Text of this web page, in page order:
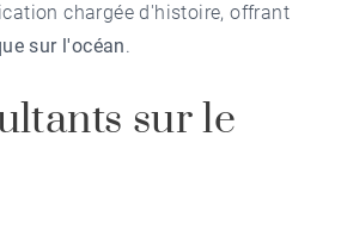
chargée d'histoire, offrant
sur l'océan.
sur le